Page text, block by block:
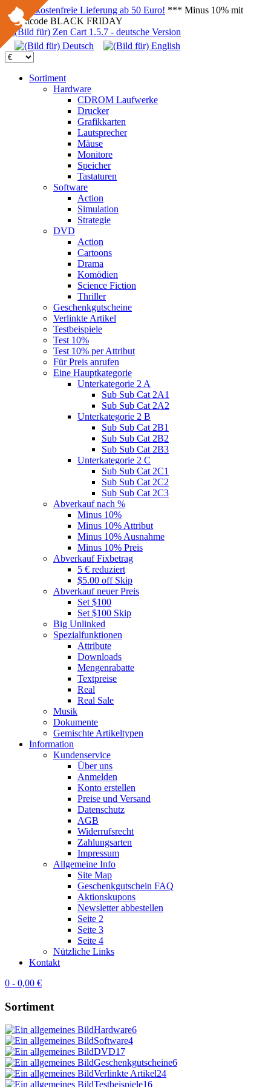
Versandkostenfreie Lieferung ab 50 Euro! *** Minus 10% mit
Rabattcode BLACK FRIDAY
Sortiment
Hardware
CDROM Laufwerke
Drucker
Grafikkarten
Lautsprecher
Mäuse
Monitore
Speicher
Tastaturen
Software
Action
Simulation
Strategie
DVD
Action
Cartoons
Drama
Komödien
Science Fiction
Thriller
Geschenkgutscheine
Verlinkte Artikel
Testbeispiele
Test 10%
Test 10% per Attribut
Für Preis anrufen
Eine Hauptkategorie
Unterkategorie 2 A
Sub Sub Cat 2A1
Sub Sub Cat 2A2
Unterkategorie 2 B
Sub Sub Cat 2B1
Sub Sub Cat 2B2
Sub Sub Cat 2B3
Unterkategorie 2 C
Sub Sub Cat 2C1
Sub Sub Cat 2C2
Sub Sub Cat 2C3
Abverkauf nach %
Minus 10%
Minus 10% Attribut
Minus 10% Ausnahme
Minus 10% Preis
Abverkauf Fixbetrag
5 € reduziert
$5.00 off Skip
Abverkauf neuer Preis
Set $100
Set $100 Skip
Big Unlinked
Spezialfunktionen
Attribute
Downloads
Mengenrabatte
Textpreise
Real
Real Sale
Musik
Dokumente
Gemischte Artikeltypen
Information
Kundenservice
Über uns
Anmelden
Konto erstellen
Preise und Versand
Datenschutz
AGB
Widerrufsrecht
Zahlungsarten
Impressum
Allgemeine Info
Site Map
Geschenkgutschein FAQ
Aktionskupons
Newsletter abbestellen
Seite 2
Seite 3
Seite 4
Nützliche Links
Kontakt
0 - 0,00 €
Sortiment
Hardware6
Software4
DVD17
Geschenkgutscheine6
Verlinkte Artikel24
Testbeispiele16